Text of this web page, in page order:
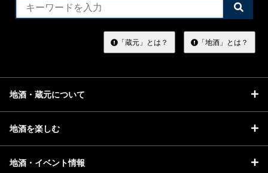
検
索
す
る
「蔵元」とは？ 「地酒」とは？
地酒・蔵元について
地酒を楽しむ
地酒・イベント情報